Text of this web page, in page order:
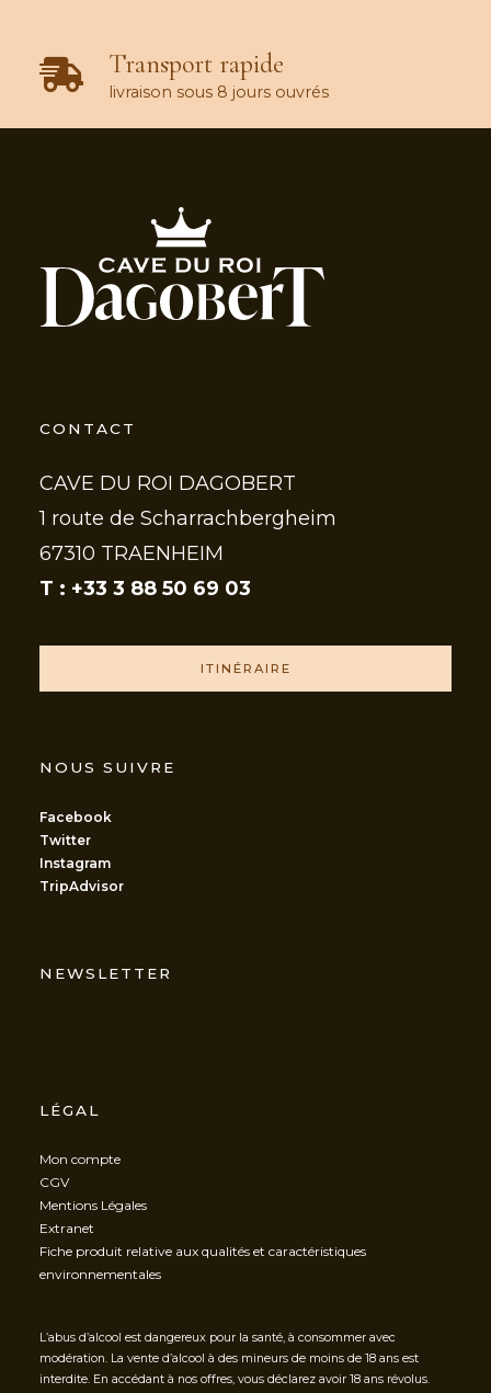
Transport rapide
livraison sous 8 jours ouvrés
CONTACT
CAVE DU ROI DAGOBERT
1 route de Scharrachbergheim
67310 TRAENHEIM
T : +33 3 88 50 69 03
ITINÉRAIRE
NOUS SUIVRE
Facebook
Twitter
Instagram
TripAdvisor
NEWSLETTER
LÉGAL
Mon compte
CGV
Mentions Légales
Extranet
Fiche produit relative aux qualités et caractéristiques
environnementales
L’abus d’alcool est dangereux pour la santé, à consommer avec
modération. La vente d’alcool à des mineurs de moins de 18 ans est
interdite. En accédant à nos offres, vous déclarez avoir 18 ans révolus.